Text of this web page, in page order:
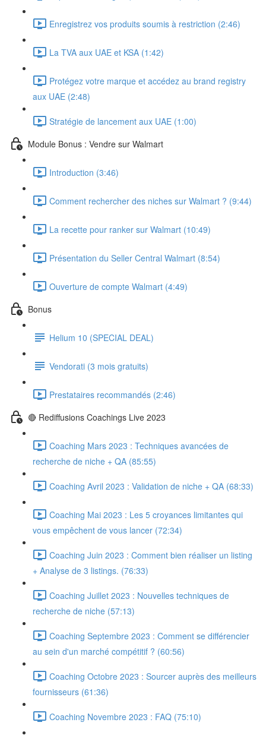
Enregistrez vos produits soumis à restriction (2:46)
La TVA aux UAE et KSA (1:42)
Protégez votre marque et accédez au brand registry
aux UAE (2:48)
Stratégie de lancement aux UAE (1:00)
Module Bonus : Vendre sur Walmart
Introduction (3:46)
Comment rechercher des niches sur Walmart ? (9:44)
La recette pour ranker sur Walmart (10:49)
Présentation du Seller Central Walmart (8:54)
Ouverture de compte Walmart (4:49)
Bonus
Helium 10 (SPECIAL DEAL)
Vendorati (3 mois gratuits)
Prestataires recommandés (2:46)
🔴 Rediffusions Coachings Live 2023
Coaching Mars 2023 : Techniques avancées de
recherche de niche + QA (85:55)
Coaching Avril 2023 : Validation de niche + QA (68:33)
Coaching Mai 2023 : Les 5 croyances limitantes qui
vous empêchent de vous lancer (72:34)
Coaching Juin 2023 : Comment bien réaliser un listing
+ Analyse de 3 listings. (76:33)
Coaching Juillet 2023 : Nouvelles techniques de
recherche de niche (57:13)
Coaching Septembre 2023 : Comment se différencier
au sein d'un marché compétitif ? (60:56)
Coaching Octobre 2023 : Sourcer auprès des meilleurs
fournisseurs (61:36)
Coaching Novembre 2023 : FAQ (75:10)